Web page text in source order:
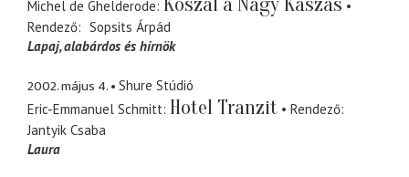
Michel de Ghelderode
Rendező
Sopsits Árpád
Lapaj alabárdos és hírnök
2002. május 4.
Shure Stúdió
Eric-Emmanuel Schmitt Hotel Tranzit
Rendező
Jantyik Csaba
Laura